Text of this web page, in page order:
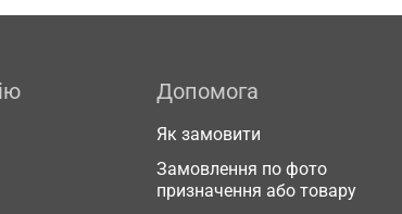
Допомога
Як замовити
Замовлення по фото
призначення або товару